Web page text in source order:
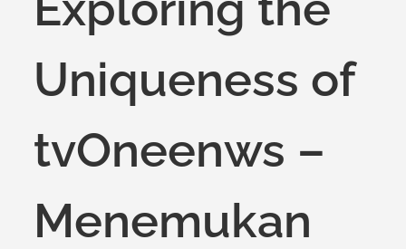
Uniqueness of
tvOneenws –
Menemukan